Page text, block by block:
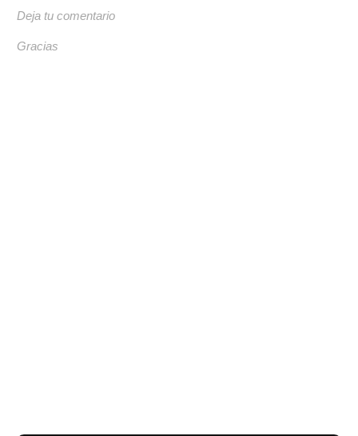
Deja tu comentario
Gracias